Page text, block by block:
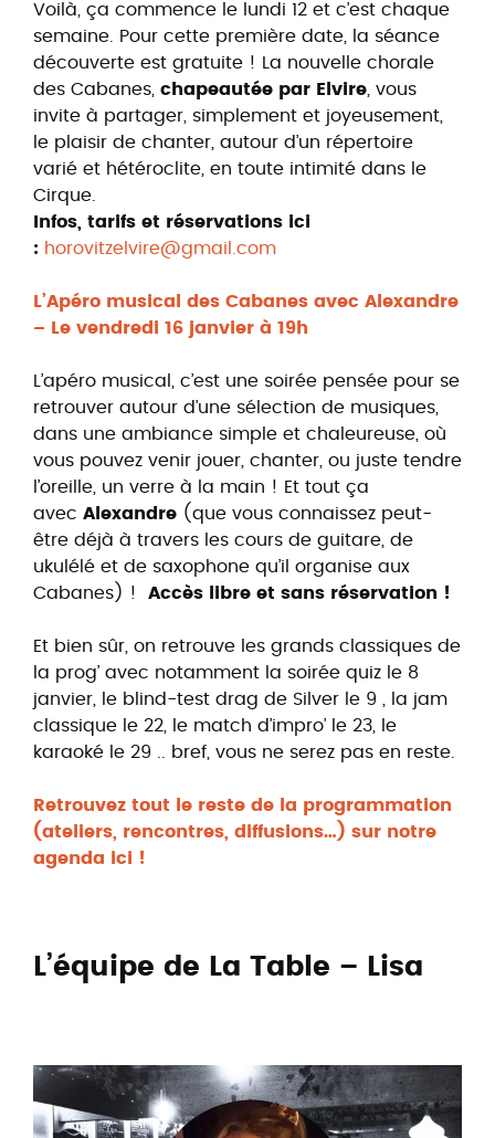
Voilà, ça commence le lundi 12 et c’est chaque
semaine. Pour cette première date, la séance
découverte est gratuite ! La nouvelle chorale
des Cabanes, chapeautée par Elvire , vous
invite à partager, simplement et joyeusement,
le plaisir de chanter, autour d’un répertoire
varié et hétéroclite, en toute intimité dans le
Cirque.
Infos, tarifs et réservations ici
: horovitzelvire@gmail.com
L’Apéro musical des Cabanes avec Alexandre
– Le vendredi 16 janvier à 19h
L’apéro musical, c’est une soirée pensée pour se
retrouver autour d’une sélection de musiques,
dans une ambiance simple et chaleureuse, où
vous pouvez venir jouer, chanter, ou juste tendre
l’oreille, un verre à la main ! Et tout ça
avec Alexandre (que vous connaissez peut-
être déjà à travers les cours de guitare, de
ukulélé et de saxophone qu’il organise aux
Cabanes) ! Accès libre et sans réservation !
Et bien sûr, on retrouve les grands classiques de
la prog’ avec notamment la soirée quiz le 8
janvier, le blind-test drag de Silver le 9 , la jam
classique le 22, le match d’impro’ le 23, le
karaoké le 29 .. bref, vous ne serez pas en reste.
Retrouvez tout le reste de la programmation
(ateliers, rencontres, diffusions…) sur notre
agenda ici !
L’équipe de La Table – Lisa